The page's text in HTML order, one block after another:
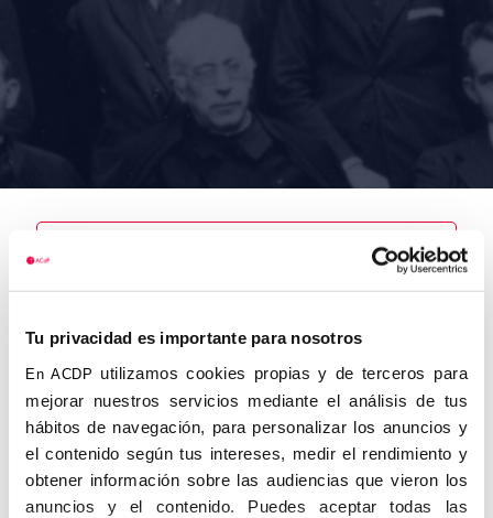
Tu privacidad es importante para nosotros
En ACDP utilizamos cookies propias y de terceros para
mejorar nuestros servicios mediante el análisis de tus
hábitos de navegación, para personalizar los anuncios y
el contenido según tus intereses, medir el rendimiento y
obtener información sobre las audiencias que vieron los
anuncios y el contenido. Puedes aceptar todas las
Martínez
Cullel, José
Autor
Fecha de
nacimiento
Fecha de
defunción